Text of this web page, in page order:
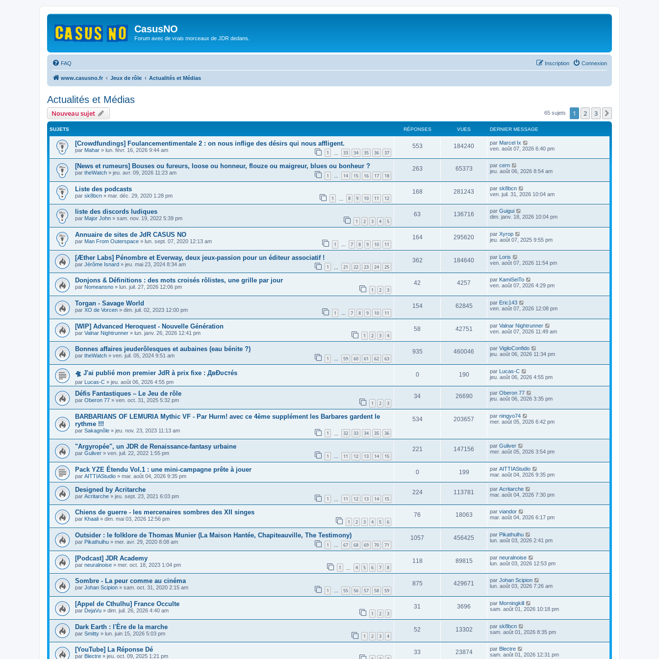
CasusNO
Forum avec de vrais morceaux de JDR dedans.
FAQ Connexion
Inscription
www.casusno.fr Jeux de rôle Actualités et Médias
Actualités et Médias
Nouveau sujet 65 sujets 1 2 3
SUJETS RÉPONSES VUES DERNIER MESSAGE
[Crowdfundings] Foulancementimentale 2 : on nous inflige des désirs qui nous affligent.
par Mahar » lun. févr. 16, 2026 9:44 am 1 33 34 35 36 37
553 184240 par Marcel Ix
ven. août 07, 2026 6:40 pm
[News et rumeurs] Bouses ou fureurs, loose ou honneur, flouze ou maigreur, blues ou bonheur ?
par theWatch » jeu. avr. 09, 2026 11:23 am 1 … 14 15 16 17 18
263 65373 par cern
jeu. août 06, 2026 8:54 am
Liste des podcasts
par sk8bcn » mar. déc. 29, 2020 1:28 pm 1 8 9 10 11 12
168 281243 par sk8bcn
ven. juil. 31, 2026 10:04 am
liste des discords ludiques
par Major John » sam. nov. 19, 2022 5:39 pm 1 2 3 4 5
63 136716 par Guigui
dim. janv. 18, 2026 10:04 pm
Annuaire de sites de JdR CASUS NO
par Man From Outerspace » lun. sept. 07, 2020 12:13 am 1 … 7 8 9 10 11
164 295620 par Xyrop
jeu. août 07, 2025 9:55 pm
[Æther Labs] Pénombre et Everway, deux jeux-passion pour un éditeur associatif !
par Jérôme Isnard » jeu. mai 23, 2024 8:34 am 1 21 22 23 24 25
362 184640 par Loris
ven. août 07, 2026 11:54 pm
Donjons & Définitions : des mots croisés rôlistes, une grille par jour
par Nomeansno » lun. juil. 27, 2026 12:06 pm 1 2 3
42 4257 par KamiSeiTo
ven. août 07, 2026 4:29 pm
Torgan - Savage World
par XO de Vorcen » dim. juil. 02, 2023 12:00 pm 1 … 7 8 9 10 11
154 62845 par Eric143
ven. août 07, 2026 12:08 pm
[WIP] Advanced Heroquest - Nouvelle Génération
par Valnar Nightrunner » lun. janv. 26, 2026 12:41 pm 1 2 3 4
58 42751 par Valnar Nightrunner
ven. août 07, 2026 11:49 am
Bonnes affaires jeuderôlesques et aubaines (eau bénite ?)
par theWatch » ven. juil. 05, 2024 9:51 am 1 … 59 60 61 62 63
935 460046 par VigiloConfido
jeu. août 06, 2026 11:34 pm
🛸 J'ai publié mon premier JdR à prix fixe : ДвĐυ𝖼тéѕ
par Lucas-C » jeu. août 06, 2026 4:55 pm
0 190 par Lucas-C
jeu. août 06, 2026 4:55 pm
Défis Fantastiques – Le Jeu de rôle
par Oberon 77 » ven. oct. 31, 2025 5:32 pm 1 2 3
34 26690 par Oberon 77
jeu. août 06, 2026 3:35 pm
BARBARIANS OF LEMURIA Mythic VF - Par Hurm! avec ce 4ème supplément les Barbares gardent le
rythme !!!
par Sakagnôle » jeu. nov. 23, 2023 11:13 am 1 32 33 34 35 36
534 203657 par ningyo74
mer. août 05, 2026 6:42 pm
"Argyropée", un JDR de Renaissance-fantasy urbaine
par Guliver » ven. juil. 22, 2022 1:55 pm 1 … 11 12 13 14 15
221 147156 par Guliver
mer. août 05, 2026 3:54 pm
Pack YZE Étendu Vol.1 : une mini-campagne prête à jouer
par AITTIAStudio » mar. août 04, 2026 9:35 pm
0 199 par AITTIAStudio
mar. août 04, 2026 9:35 pm
Designed by Acritarche
par Acritarche » jeu. sept. 23, 2021 6:03 pm 1 11 12 13 14 15
224 113781 par Acritarche
mar. août 04, 2026 7:30 pm
Chiens de guerre - les mercenaires sombres des XII singes
par Khaali » dim. mai 03, 2026 12:56 pm 1 2 3 4 5 6
76 18063 par viandor
mar. août 04, 2026 6:17 pm
Outsider : le folklore de Thomas Munier (La Maison Hantée, Chapiteauville, The Testimony)
par Pikathulhu » mer. avr. 29, 2020 8:08 am 1 … 67 68 69 70 71
1057 456425 par Pikathulhu
lun. août 03, 2026 2:41 pm
[Podcast] JDR Academy
par neuralnoise » mer. oct. 18, 2023 1:04 pm 1 4 5 6 7 8
118 89815 par neuralnoise
lun. août 03, 2026 12:53 pm
Sombre - La peur comme au cinéma
par Johan Scipion » sam. oct. 31, 2020 2:15 am 1 … 55 56 57 58 59
875 429671 par Johan Scipion
lun. août 03, 2026 7:26 am
[Appel de Cthulhu] France Occulte
par DejaVu » dim. juil. 26, 2026 4:40 am 1 2 3
31 3696 par Morningkill
sam. août 01, 2026 10:18 pm
Dark Earth : l'Ère de la marche
par Smitty » lun. juin 15, 2026 5:03 pm 1 2 3 4
52 13302 par sk8bcn
sam. août 01, 2026 8:35 pm
[YouTube] La Réponse Dé
par Blectre » jeu. oct. 09, 2025 1:21 pm
33 23874 par Blectre
sam. août 01, 2026 12:31 pm